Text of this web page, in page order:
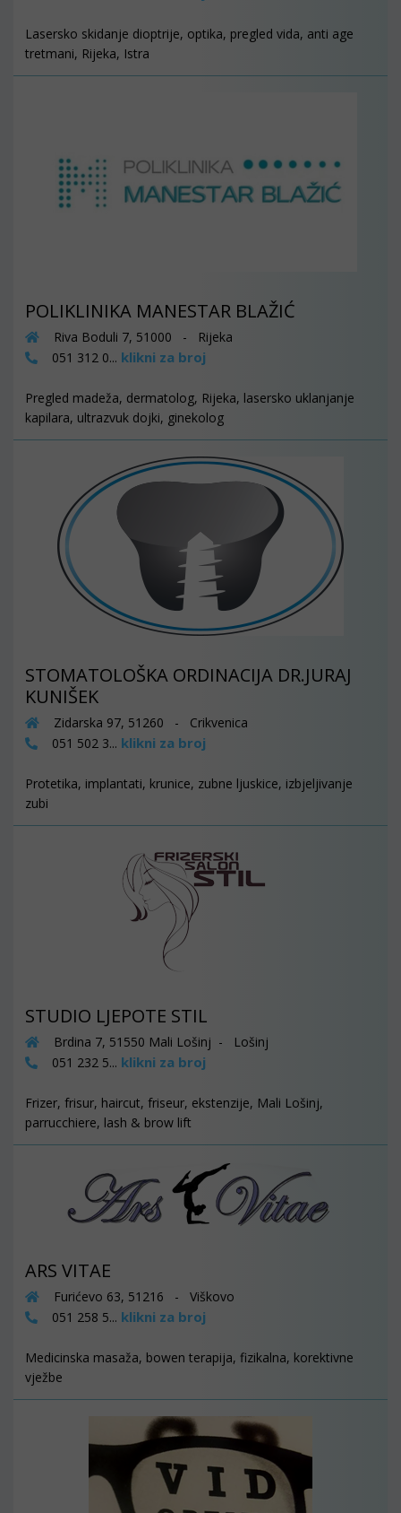
Lasersko skidanje dioptrije, optika, pregled vida, anti age
tretmani, Rijeka, Istra
POLIKLINIKA MANESTAR BLAŽIĆ
Riva Boduli 7, 51000 - Rijeka
051 312 0... klikni za broj
Pregled madeža, dermatolog, Rijeka, lasersko uklanjanje
kapilara, ultrazvuk dojki, ginekolog
STOMATOLOŠKA ORDINACIJA DR.JURAJ
KUNIŠEK
Zidarska 97, 51260 - Crikvenica
051 502 3... klikni za broj
Protetika, implantati, krunice, zubne ljuskice, izbjeljivanje
zubi
STUDIO LJEPOTE STIL
Brdina 7, 51550 Mali Lošinj - Lošinj
051 232 5... klikni za broj
Frizer, frisur, haircut, friseur, ekstenzije, Mali Lošinj,
parrucchiere, lash & brow lift
ARS VITAE
Furićevo 63, 51216 - Viškovo
051 258 5... klikni za broj
Medicinska masaža, bowen terapija, fizikalna, korektivne
vježbe